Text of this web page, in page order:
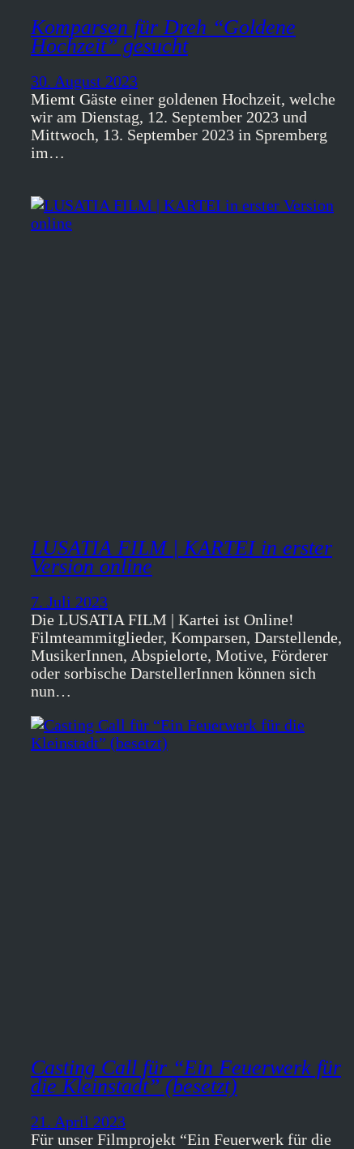
Komparsen für Dreh “Goldene
Hochzeit” gesucht
30. August 2023
Miemt Gäste einer goldenen Hochzeit, welche
wir am Dienstag, 12. September 2023 und
Mittwoch, 13. September 2023 in Spremberg
im…
LUSATIA FILM | KARTEI in erster
Version online
7. Juli 2023
Die LUSATIA FILM | Kartei ist Online!
Filmteammitglieder, Komparsen, Darstellende,
MusikerInnen, Abspielorte, Motive, Förderer
oder sorbische DarstellerInnen können sich
nun…
Casting Call für “Ein Feuerwerk für
die Kleinstadt” (besetzt)
21. April 2023
Für unser Filmprojekt “Ein Feuerwerk für die